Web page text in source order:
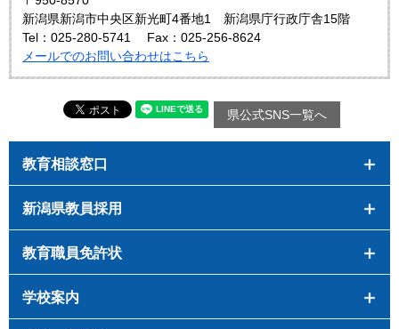
新潟県新潟市中央区新光町4番地1 新潟県庁行政庁舎15階
Tel：025-280-5741
Fax：025-256-8624
メールでのお問い合わせはこちら
県公式SNS一覧へ
教育相談窓口
新潟県教員採用
教育職員免許状
学校案内